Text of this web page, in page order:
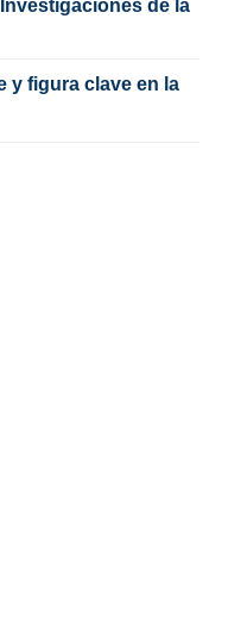
de la
y figura clave en la